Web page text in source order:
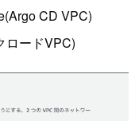
CD VPC)
ロードVPC)